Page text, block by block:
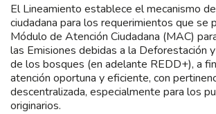
El Lineamiento establece el mecanismo
ciudadana para los requerimientos que se
Módulo de Atención Ciudadana (MAC)
las Emisiones debidas a la Deforestación
de los bosques (en adelante REDD+), a
atención oportuna y eficiente, con
descentralizada, especialmente para los
originarios.